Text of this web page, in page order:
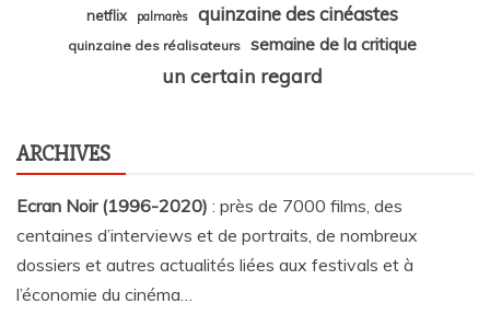
netflix palmarès quinzaine des cinéastes
quinzaine des réalisateurs semaine de la critique
un certain regard
ARCHIVES
Ecran Noir (1996-2020) : près de 7000 films, des
centaines d’interviews et de portraits, de nombreux
dossiers et autres actualités liées aux festivals et à
l’économie du cinéma…